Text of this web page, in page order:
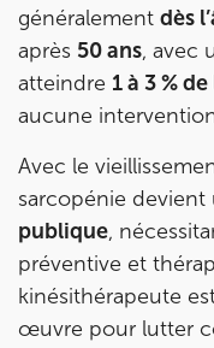
généralement dès
après 50 ans, avec
atteindre 1 à 3 %
aucune
Avec le
sarcopénie
publique,
préventive et
kinésithérapeute
œuvre pour lutter
01 43 31 00
Prenez RDV
IK PARIS 6 –
1 Rue
1 Rue
01 42 84 06